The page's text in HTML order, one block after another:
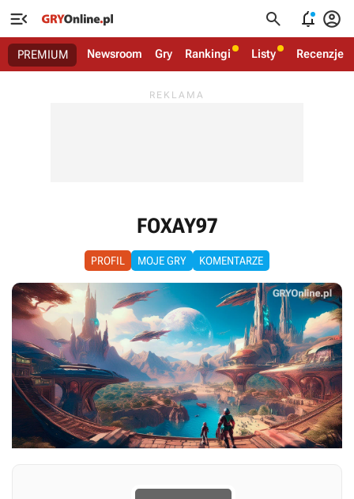
   
PREMIUM Newsroom Gry Rankingi Listy Recenzje
FOXAY97
PROFIL MOJE GRY KOMENTARZE